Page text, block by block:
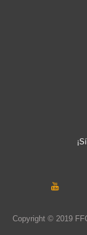
Copyright © 2019